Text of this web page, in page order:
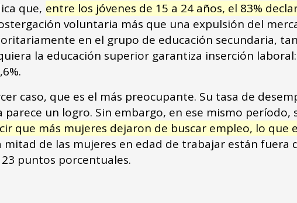
que, entre los jóvenes de 15 a 24 años, el 83%
voluntaria más que una expulsión del
en el grupo de educación secundaria,
la educación superior garantiza inserción
caso, que es el más preocupante. Su tasa de
parece un logro. Sin embargo, en ese mismo
que más mujeres dejaron de buscar empleo, lo que
mitad de las mujeres en edad de trabajar están fuera
puntos porcentuales.